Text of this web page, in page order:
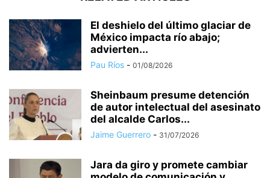
El deshielo del último glaciar de
México impacta río abajo;
advierten...
Pau Ríos - 01/08/2026
Sheinbaum presume detención
de autor intelectual del asesinato
del alcalde Carlos...
Jaime Guerrero - 31/07/2026
Jara da giro y promete cambiar